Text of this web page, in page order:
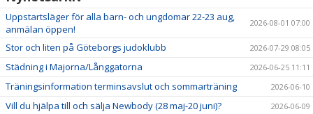
Uppstartsläger för alla barn- och ungdomar 22-23 aug,
anmälan öppen!
2026-08-01 07:00
Stor och liten på Göteborgs judoklubb 2026-07-29 08:05
Städning i Majorna/Långgatorna 2026-06-25 11:11
Träningsinformation terminsavslut och sommarträning 2026-06-10
Vill du hjälpa till och sälja Newbody (28 maj-20 juni)? 2026-06-09